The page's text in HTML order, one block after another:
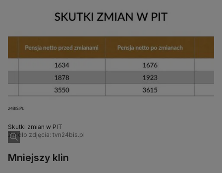
Skutki zmian w PIT
Źródło zdjęcia: tvn24bis.pl
Mniejszy klin